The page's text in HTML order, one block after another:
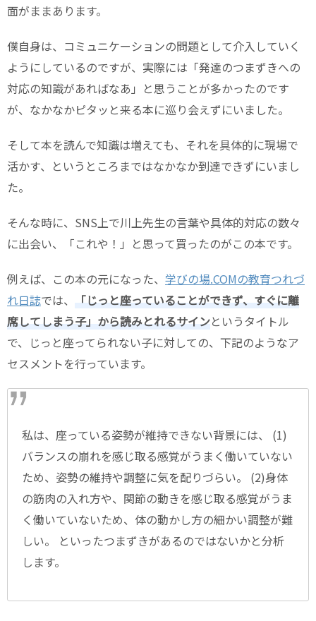
面がままあります。
僕自身は、コミュニケーションの問題として介入していく
ようにしているのですが、実際には「発達のつまずきへの
対応の知識があればなあ」と思うことが多かったのです
が、なかなかピタッと来る本に巡り会えずにいました。
そして本を読んで知識は増えても、それを具体的に現場で
活かす、というところまではなかなか到達できずにいまし
た。
そんな時に、SNS上で川上先生の言葉や具体的対応の数々
に出会い、「これや！」と思って買ったのがこの本です。
例えば、この本の元になった、 学びの場.COMの教育つれづ
れ日誌では、
「じっと座っていることができず、すぐに離
席してしまう子」から読みとれるサインというタイトル
で、じっと座ってられない子に対しての、下記のようなア
セスメントを行っています。
私は、座っている姿勢が維持できない背景には、 (1)
バランスの崩れを感じ取る感覚がうまく働いていない
ため、姿勢の維持や調整に気を配りづらい。 (2)身体
の筋肉の入れ方や、関節の動きを感じ取る感覚がうま
く働いていないため、体の動かし方の細かい調整が難
しい。 といったつまずきがあるのではないかと分析
します。